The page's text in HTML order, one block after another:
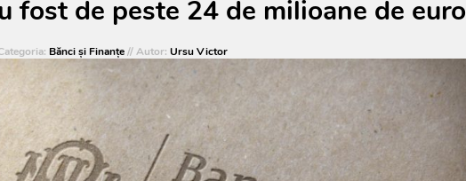
fost de peste 24 de milioane de euro
Bănci şi Finanţe// Autor: Ursu Victor